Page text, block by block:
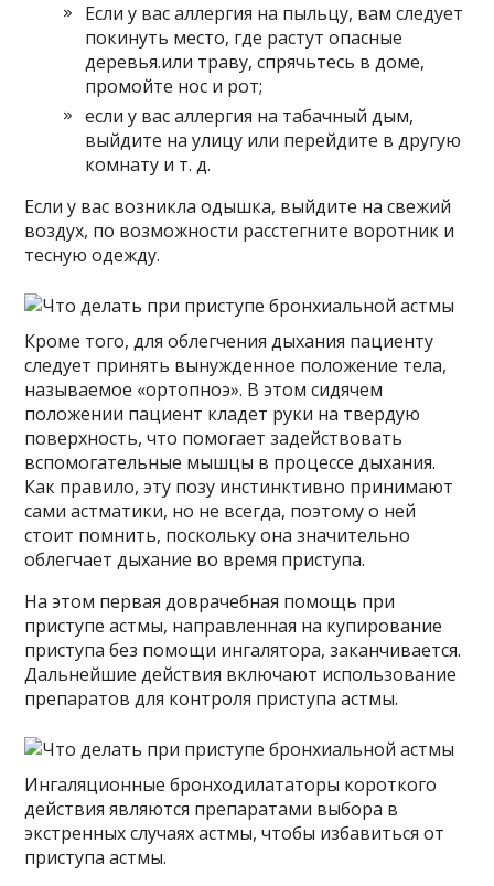
Если у вас аллергия на пыльцу, вам следует
покинуть место, где растут опасные
деревья.или траву, спрячьтесь в доме,
промойте нос и рот;
если у вас аллергия на табачный дым,
выйдите на улицу или перейдите в другую
комнату и т. д.
Если у вас возникла одышка, выйдите на свежий
воздух, по возможности расстегните воротник и
тесную одежду.
Кроме того, для облегчения дыхания пациенту
следует принять вынужденное положение тела,
называемое «ортопноэ». В этом сидячем
положении пациент кладет руки на твердую
поверхность, что помогает задействовать
вспомогательные мышцы в процессе дыхания.
Как правило, эту позу инстинктивно принимают
сами астматики, но не всегда, поэтому о ней
стоит помнить, поскольку она значительно
облегчает дыхание во время приступа.
На этом первая доврачебная помощь при
приступе астмы, направленная на купирование
приступа без помощи ингалятора, заканчивается.
Дальнейшие действия включают использование
препаратов для контроля приступа астмы.
Ингаляционные бронходилататоры короткого
действия являются препаратами выбора в
экстренных случаях астмы, чтобы избавиться от
приступа астмы.